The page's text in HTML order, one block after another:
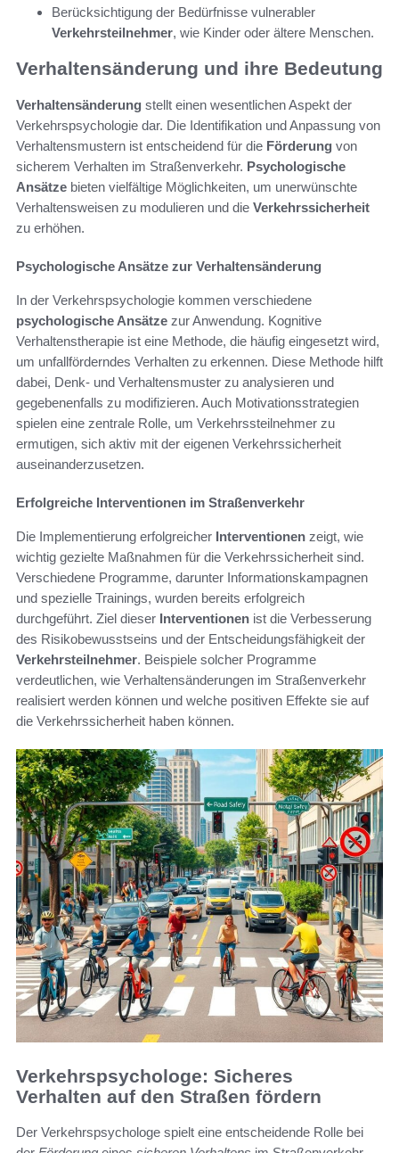
Berücksichtigung der Bedürfnisse vulnerabler
Verkehrsteilnehmer, wie Kinder oder ältere Menschen.
Verhaltensänderung und ihre Bedeutung
Verhaltensänderung stellt einen wesentlichen Aspekt der
Verkehrspsychologie dar. Die Identifikation und Anpassung von
Verhaltensmustern ist entscheidend für die Förderung von
sicherem Verhalten im Straßenverkehr. Psychologische
Ansätze bieten vielfältige Möglichkeiten, um unerwünschte
Verhaltensweisen zu modulieren und die Verkehrssicherheit
zu erhöhen.
Psychologische Ansätze zur Verhaltensänderung
In der Verkehrspsychologie kommen verschiedene
psychologische Ansätze zur Anwendung. Kognitive
Verhaltenstherapie ist eine Methode, die häufig eingesetzt wird,
um unfallförderndes Verhalten zu erkennen. Diese Methode hilft
dabei, Denk- und Verhaltensmuster zu analysieren und
gegebenenfalls zu modifizieren. Auch Motivationsstrategien
spielen eine zentrale Rolle, um Verkehrssteilnehmer zu
ermutigen, sich aktiv mit der eigenen Verkehrssicherheit
auseinanderzusetzen.
Erfolgreiche Interventionen im Straßenverkehr
Die Implementierung erfolgreicher Interventionen zeigt, wie
wichtig gezielte Maßnahmen für die Verkehrssicherheit sind.
Verschiedene Programme, darunter Informationskampagnen
und spezielle Trainings, wurden bereits erfolgreich
durchgeführt. Ziel dieser Interventionen ist die Verbesserung
des Risikobewusstseins und der Entscheidungsfähigkeit der
Verkehrsteilnehmer. Beispiele solcher Programme
verdeutlichen, wie Verhaltensänderungen im Straßenverkehr
realisiert werden können und welche positiven Effekte sie auf
die Verkehrssicherheit haben können.
Verkehrspsychologe: Sicheres
Verhalten auf den Straßen fördern
Der Verkehrspsychologe spielt eine entscheidende Rolle bei